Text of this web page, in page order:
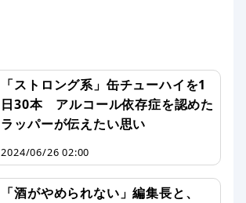
「ストロング系」缶チューハイを1
日30本 アルコール依存症を認めた
ラッパーが伝えたい思い
2024/06/26 02:00
「酒がやめられない」編集長と、